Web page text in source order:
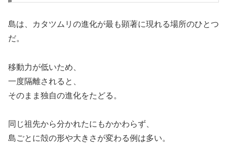
島は、カタツムリの進化が最も顕著に現れる場所のひとつ
だ。
移動力が低いため、
一度隔離されると、
そのまま独自の進化をたどる。
同じ祖先から分かれたにもかかわらず、
島ごとに殻の形や大きさが変わる例は多い。